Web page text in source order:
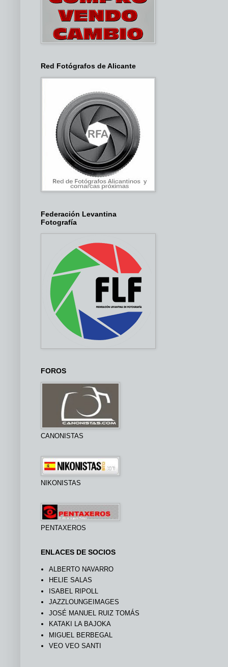
Red Fotógrafos de Alicante
Federación Levantina
Fotografía
FOROS
CANONISTAS
NIKONISTAS
PENTAXEROS
ENLACES DE SOCIOS
ALBERTO NAVARRO
HELIE SALAS
ISABEL RIPOLL
JAZZLOUNGEIMAGES
JOSÉ MANUEL RUIZ TOMÁS
KATAKI LA BAJOKA
MIGUEL BERBEGAL
VEO VEO SANTI